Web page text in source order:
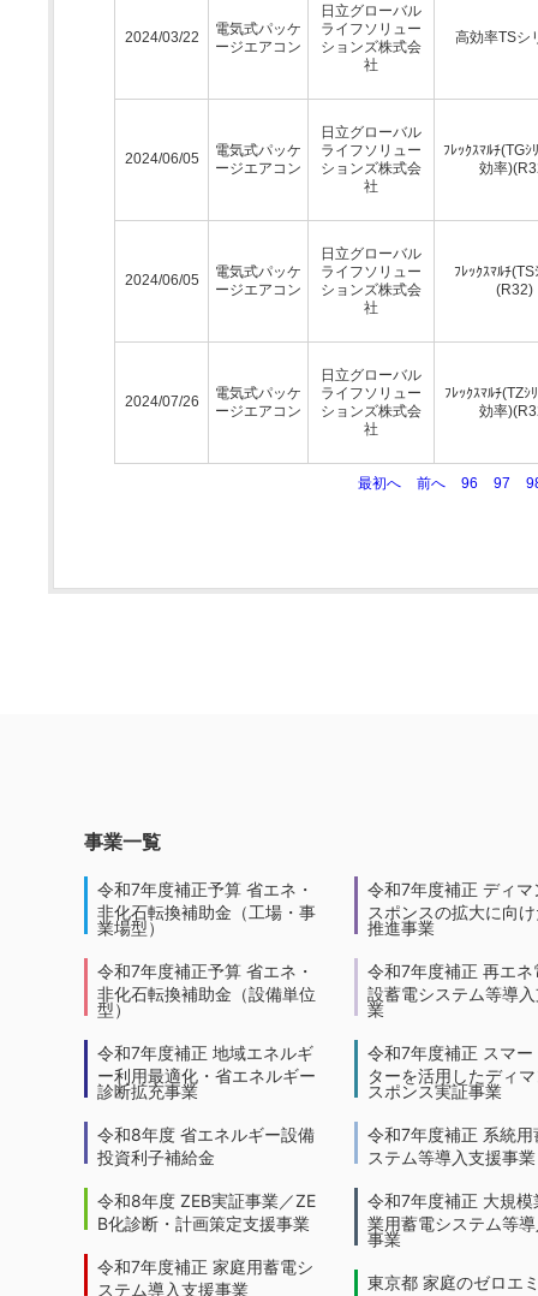
2024/03/22
電気式パッケ
ージエアコン
日立グローバル
ライフソリュー
ションズ株式会
社
高効率TSシ
2024/06/05
電気式パッケ
ージエアコン
日立グローバル
ライフソリュー
ションズ株式会
社
ﾌﾚｯｸｽﾏﾙﾁ(TGｼ
効率
2024/06/05
電気式パッケ
ージエアコン
日立グローバル
ライフソリュー
ションズ株式会
社
ﾌﾚｯｸｽﾏﾙﾁ(TS
(R32)
2024/07/26
電気式パッケ
ージエアコン
日立グローバル
ライフソリュー
ションズ株式会
社
ﾌﾚｯｸｽﾏﾙﾁ(TZｼ
効率
最初へ 前へ 96 97
事業一覧
令和7年度補正予算 省エネ・
非化石転換補助金（工場・事
業場型）
令和7年度補正予算 省エネ・
非化石転換補助金（設備単位
型）
令和7年度補正 地域エネルギ
ー利用最適化・省エネルギー
診断拡充事業
令和8年度 省エネルギー設備
投資利子補給金
令和8年度 ZEB実証事業／ZE
B化診断・計画策定支援事業
令和7年度補正 家庭用蓄電シ
ステム導入支援事業
令和7年度補正 ディマ
スポンスの拡大に向
推進事業
令和7年度補正 再エネ
設蓄電システム等導
業
令和7年度補正 スマー
ターを活用したディ
スポンス実証事業
令和7年度補正 系統用
ステム等導入支援事業
令和7年度補正 大規模
業用蓄電システム等
事業
東京都 家庭のゼロエ